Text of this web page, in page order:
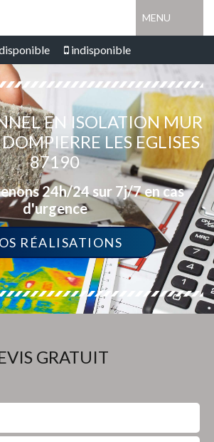
MENU
indisponible
EN ISOLATION MUR
LES EGLISES
87190
24h/24 sur 7j/7 en cas
d'urgence
RÉALISATIONS
GRATUIT